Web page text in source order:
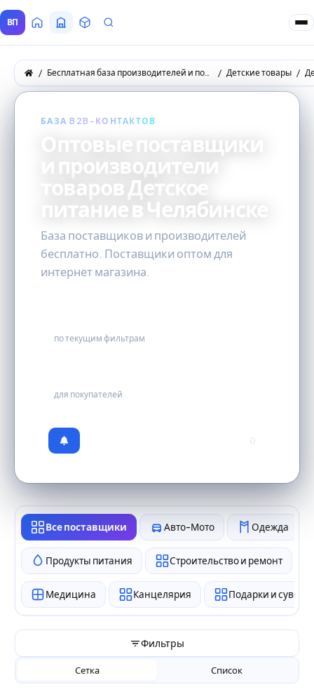
ВП ГлавнаяВсе Поставщики
ТоварыЗапросы покупателей
Бесплатная база производителей и поставщиков товаров оптом Детские товары
БАЗА B2B-КОНТАКТОВ
Оптовые поставщики
и производители
товаров Детское
питание в Челябинске
База поставщиков и производителей
бесплатно. Поставщики оптом для
интернет магазина.
по текущим фильтрам
для покупателей
0
Все поставщики Авто-Мото Одежда
Продукты питания Строительство и ремонт
Медицина Канцелярия Подарки и
Фильтры
Сетка Список